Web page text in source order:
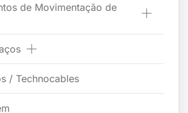
de Movimentação de
/ Technocables